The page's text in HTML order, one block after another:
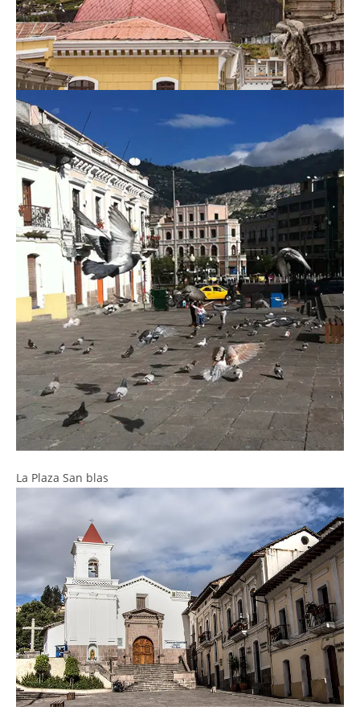
La Plaza San blas